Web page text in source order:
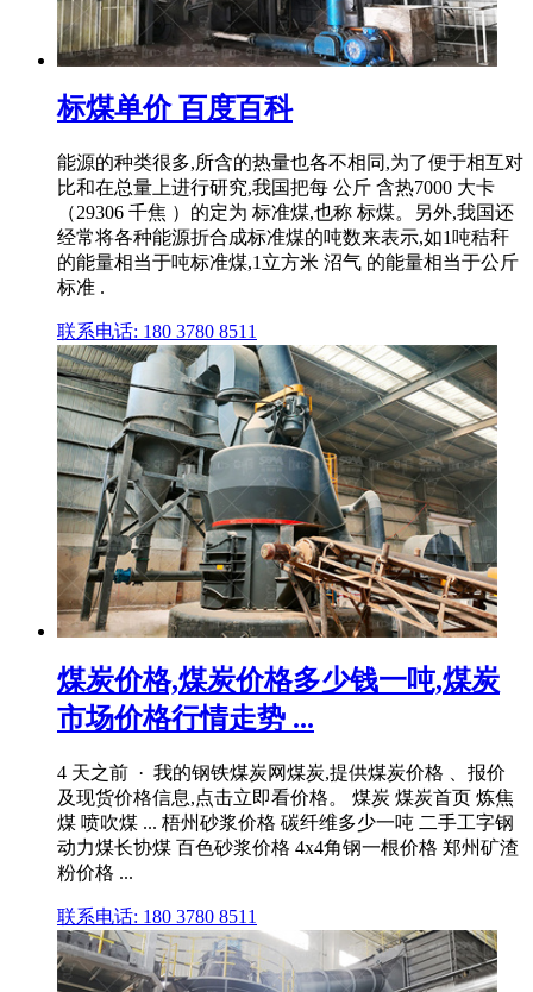
标煤单价 百度百科
能源的种类很多,所含的热量也各不相同,为了便于相互对
比和在总量上进行研究,我国把每 公斤 含热7000 大卡
（29306 千焦 ）的定为 标准煤,也称 标煤。另外,我国还
经常将各种能源折合成标准煤的吨数来表示,如1吨秸秆
的能量相当于吨标准煤,1立方米 沼气 的能量相当于公斤
标准 .
联系电话: 180 3780 8511
煤炭价格,煤炭价格多少钱一吨,煤炭
市场价格行情走势 ...
4 天之前 · 我的钢铁煤炭网煤炭,提供煤炭价格 、报价
及现货价格信息,点击立即看价格。 煤炭 煤炭首页 炼焦
煤 喷吹煤 ... 梧州砂浆价格 碳纤维多少一吨 二手工字钢
动力煤长协煤 百色砂浆价格 4x4角钢一根价格 郑州矿渣
粉价格 ...
联系电话: 180 3780 8511